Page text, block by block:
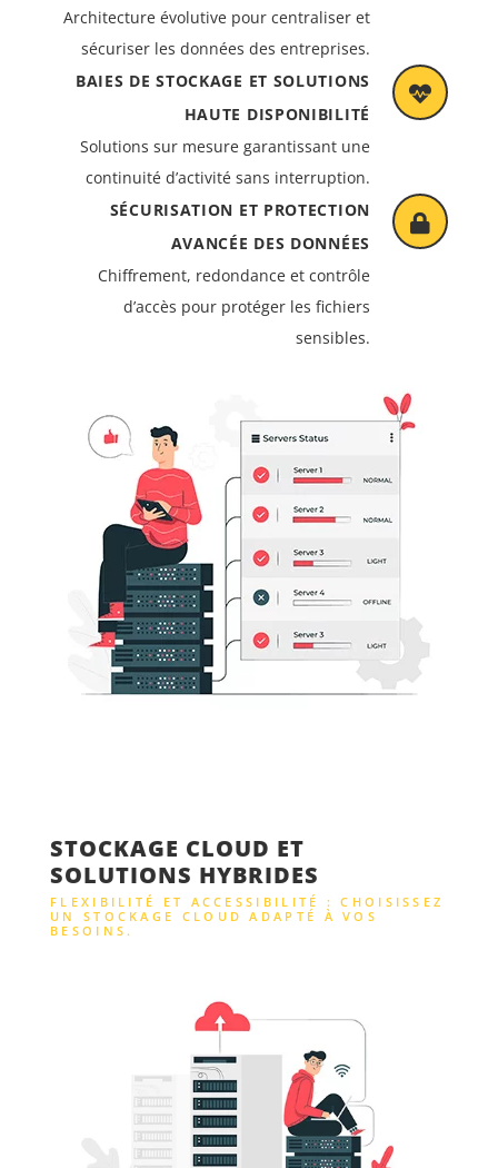
Architecture évolutive pour centraliser et
sécuriser les données des entreprises.
BAIES DE STOCKAGE ET SOLUTIONS
HAUTE DISPONIBILITÉ
Solutions sur mesure garantissant une
continuité d’activité sans interruption.
SÉCURISATION ET PROTECTION
AVANCÉE DES DONNÉES
Chiffrement, redondance et contrôle
d’accès pour protéger les fichiers
sensibles.
STOCKAGE CLOUD ET
SOLUTIONS HYBRIDES
FLEXIBILITÉ ET ACCESSIBILITÉ : CHOISISSEZ
UN STOCKAGE CLOUD ADAPTÉ À VOS
BESOINS.